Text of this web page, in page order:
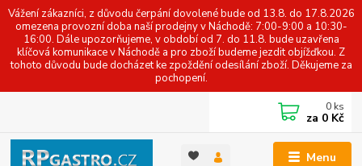
Vážení zákazníci, z důvodu čerpání dovolené bude od 13.8. do 17.8.2026
omezena provozní doba naší prodejny v Náchodě: 7:00-9:00 a 10:30-
16:00. Dále upozorňujeme, v období od 7. do 11.8. bude uzavřena
klíčová komunikace v Náchodě a pro zboží budeme jezdit objížďkou. Z
tohoto důvodu bude docházet ke zpoždění odesílání zboží. Děkujeme za
pochopení.
Menu
0 ks
za 0 Kč